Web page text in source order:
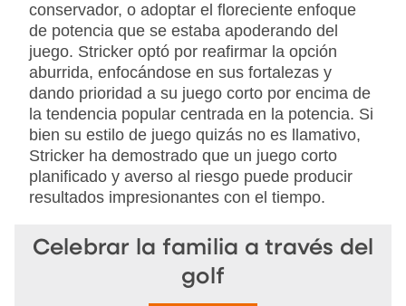
conservador, o adoptar el floreciente enfoque
de potencia que se estaba apoderando del
juego. Stricker optó por reafirmar la opción
aburrida, enfocándose en sus fortalezas y
dando prioridad a su juego corto por encima de
la tendencia popular centrada en la potencia. Si
bien su estilo de juego quizás no es llamativo,
Stricker ha demostrado que un juego corto
planificado y averso al riesgo puede producir
resultados impresionantes con el tiempo.
Celebrar la familia a través del
golf